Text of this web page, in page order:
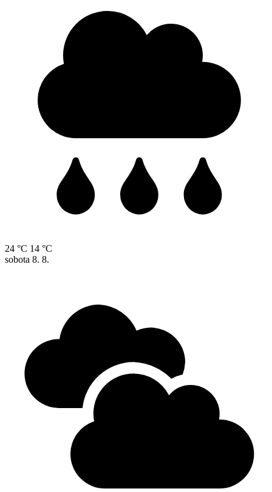
24 °C 14 °C
sobota 8. 8.